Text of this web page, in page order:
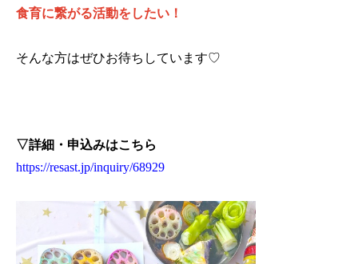
食育に繋がる活動をしたい！
そんな方はぜひお待ちしています♡
▽詳細・申込みはこちら
https://resast.jp/inquiry/68929